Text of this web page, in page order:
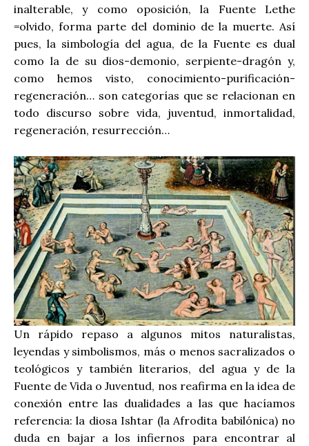
inalterable, y como oposición, la Fuente Lethe
=olvido, forma parte del dominio de la muerte. Así
pues, la simbología del agua, de la Fuente es dual
como la de su dios-demonio, serpiente-dragón y,
como hemos visto, conocimiento-purificación-
regeneración… son categorías que se relacionan en
todo discurso sobre vida, juventud, inmortalidad,
regeneración, resurrección…
Un rápido repaso a algunos mitos naturalistas,
leyendas y simbolismos, más o menos sacralizados o
teológicos y también literarios, del agua y de la
Fuente de Vida o Juventud, nos reafirma en la idea de
conexión entre las dualidades a las que hacíamos
referencia: la diosa Ishtar (la Afrodita babilónica) no
duda en bajar a los infiernos para encontrar al